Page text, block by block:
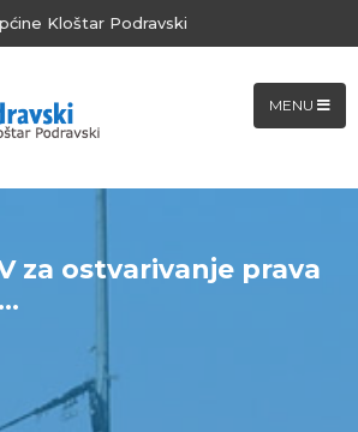
Kloštar Podravski
MENU
za ostvarivanje prava